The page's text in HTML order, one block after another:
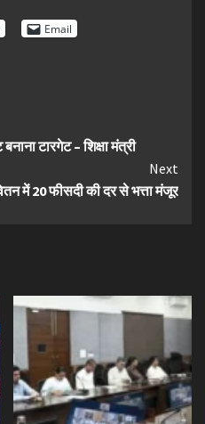
Email
टारगेट – शिक्षा मंत्री
Next
में 20 फीसदी की दर से भत्ता मंजूर